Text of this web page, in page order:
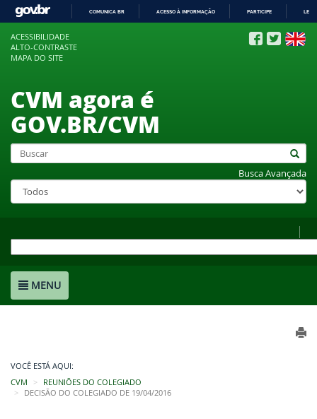
COMUNICA BR ACESSO À INFORMAÇÃO PARTICIPE
ACESSIBILIDADE
ALTO-CONTRASTE
MAPA DO SITE
CVM agora é
GOV.BR/CVM
Busca Avançada
MENU
VOCÊ ESTÁ AQUI:
CVM
REUNIÕES DO COLEGIADO
DECISÃO DO COLEGIADO DE 19/04/2016